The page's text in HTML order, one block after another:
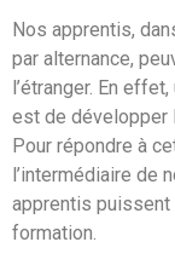
Nos apprentis,
par alternance,
l’étranger. En
est de développer
Pour répondre à
l’intermédiaire de
apprentis puissent
formation.